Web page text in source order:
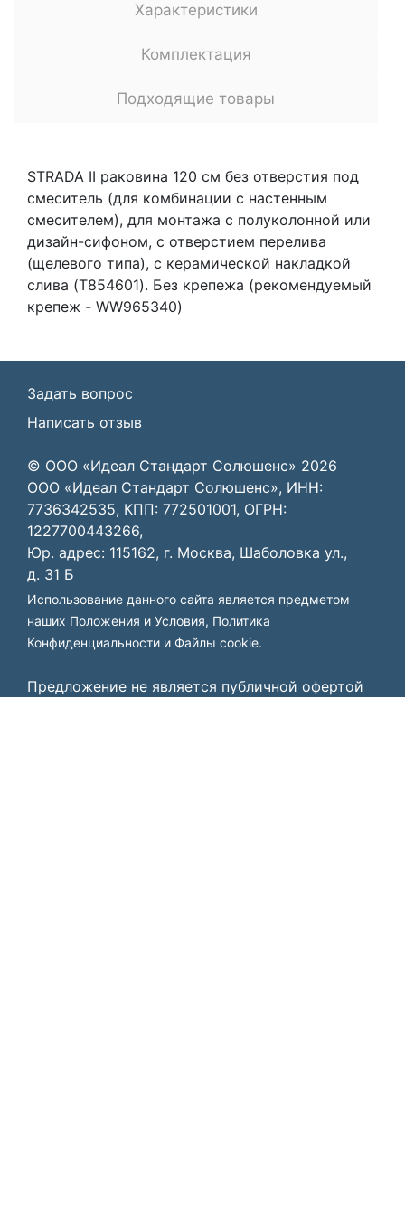
Характеристики
Комплектация
Подходящие товары
STRADA II раковина 120 см без отверстия под
смеситель (для комбинации с настенным
смесителем), для монтажа с полуколонной или
дизайн-сифоном, с отверстием перелива
(щелевого типа), с керамической накладкой
слива (T854601). Без крепежа (рекомендуемый
крепеж - WW965340)
Задать вопрос
Написать отзыв
© ООО «Идеал Стандарт Солюшенс» 2026
ООО «Идеал Стандарт Солюшенс», ИНН:
7736342535, КПП: 772501001, ОГРН:
1227700443266,
Юр. адрес: 115162, г. Москва, Шаболовка ул.,
д. 31 Б
Использование данного сайта является предметом
наших Положения и Условия, Политика
Конфиденциальности и Файлы cookie.
Предложение не является публичной офертой